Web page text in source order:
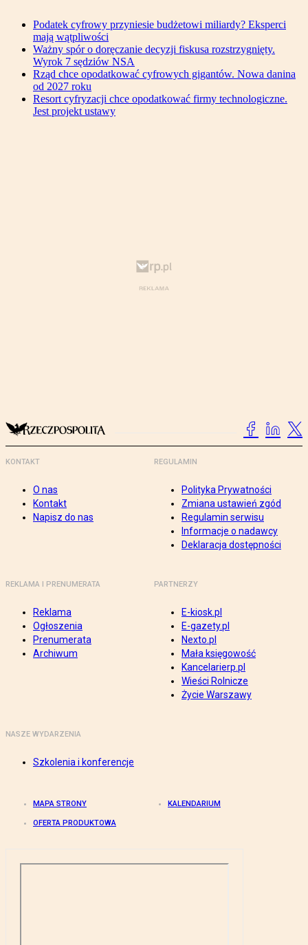
Podatek cyfrowy przyniesie budżetowi miliardy? Eksperci
mają wątpliwości
Ważny spór o doręczanie decyzji fiskusa rozstrzygnięty.
Wyrok 7 sędziów NSA
Rząd chce opodatkować cyfrowych gigantów. Nowa danina
od 2027 roku
Resort cyfryzacji chce opodatkować firmy technologiczne.
Jest projekt ustawy
KONTAKT
O nas
Kontakt
Napisz do nas
REGULAMIN
Polityka Prywatności
Zmiana ustawień zgód
Regulamin serwisu
Informacje o nadawcy
Deklaracja dostępności
REKLAMA I PRENUMERATA
Reklama
Ogłoszenia
Prenumerata
Archiwum
PARTNERZY
E-kiosk.pl
E-gazety.pl
Nexto.pl
Mała księgowość
Kancelarierp.pl
Wieści Rolnicze
Życie Warszawy
NASZE WYDARZENIA
Szkolenia i konferencje
MAPA STRONY KALENDARIUM
OFERTA PRODUKTOWA